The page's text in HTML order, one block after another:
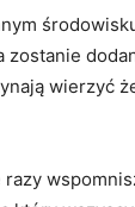
wierzyć